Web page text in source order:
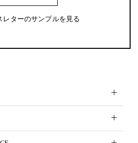
レターのサンプルを見る